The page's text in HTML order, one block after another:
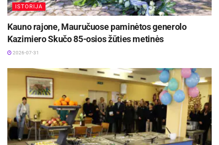
ISTORIJA
Kauno rajone, Mauručuose paminėtos generolo
Kazimiero Skučo 85-osios žūties metinės
2026-07-31